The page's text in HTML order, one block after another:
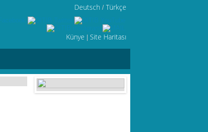
Deutsch /Türkçe
Künye |Site Haritası